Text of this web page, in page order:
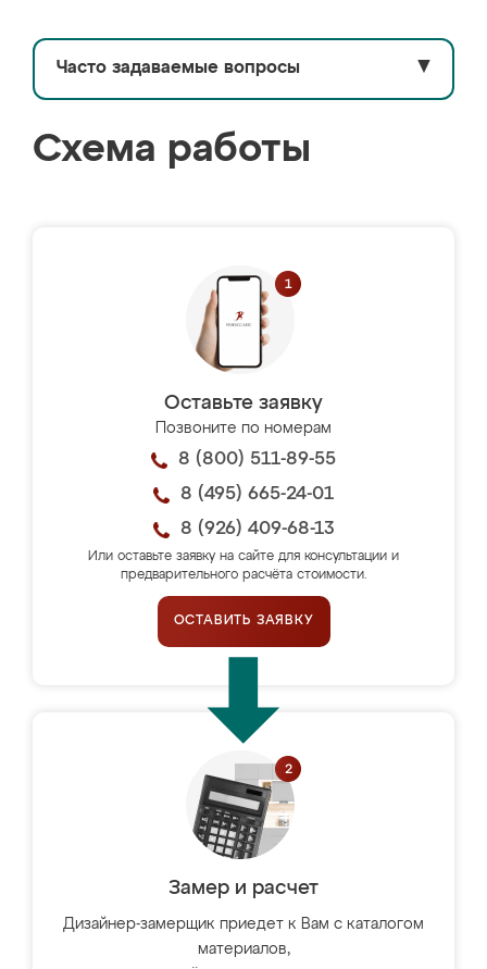
Часто задаваемые вопросы ▼
Схема работы
Оставьте заявку
Позвоните по номерам
8 (800) 511-89-55
8 (495) 665-24-01
8 (926) 409-68-13
Или оставьте заявку на сайте для консультации и
предварительного расчёта стоимости.
ОСТАВИТЬ ЗАЯВКУ
Замер и расчет
Дизайнер-замерщик приедет к Вам с каталогом
материалов,